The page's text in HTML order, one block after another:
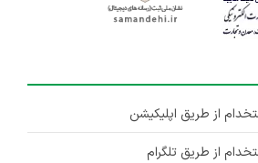
از طریق اپلیکیشن
از طریق تلگرام